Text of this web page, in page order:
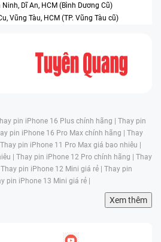
Dĩ An, HCM (Bình Dương Cũ)
Vũng Tàu, HCM (TP. Vũng Tàu cũ)
pin iPhone 16 Plus chính hãng | Thay pin
pin iPhone 16 Pro Max chính hãng | Thay
Thay pin iPhone 11 Pro Max giá bao nhiêu |
| Thay pin iPhone 12 Pro chính hãng | Thay
Thay pin iPhone 12 Mini giá rẻ | Thay pin
pin iPhone 13 Mini giá rẻ |
Xem thêm